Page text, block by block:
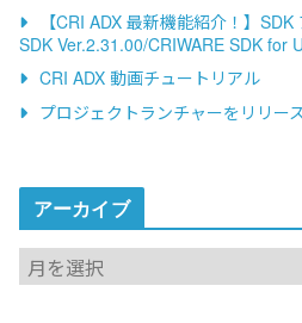
【CRI ADX 最新機能紹介！】
SDK Ver.2.31.00/CRIWARE SDK for
CRI ADX 動画チュートリアル
プロジェクトランチャーをリリー
アーカイブ
ア
ー